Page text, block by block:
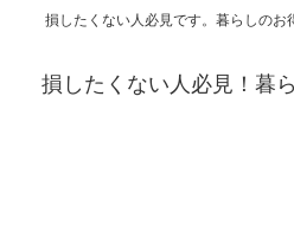
損したくない人必見です。暮らしのお
損したくない人必見！暮